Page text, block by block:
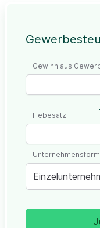
Gewinn aus
Hebesatz
Unternehmensform